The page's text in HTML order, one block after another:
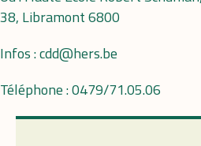
38, Libramont 6800
Infos : cdd@hers.be
Téléphone : 0479/71.05.06